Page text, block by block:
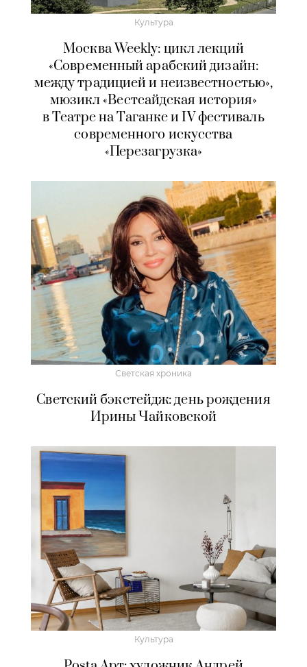
Культура
Москва Weekly: цикл лекций
«Современный арабский дизайн:
между традицией и неизвестностью»,
мюзикл «Вестсайдская история»
в Театре на Таганке и IV фестиваль
современного искусства
«Перезагрузка»
Светская хроника
Светский бэкстейдж: день рождения
Ирины Чайковской
Культура